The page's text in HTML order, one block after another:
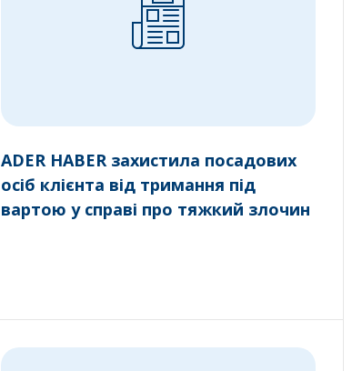
ADER HABER захистила посадових
осіб клієнта від тримання під
вартою у справі про тяжкий злочин